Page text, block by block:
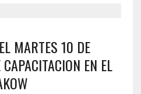
MARTES 10 DE
EN EL